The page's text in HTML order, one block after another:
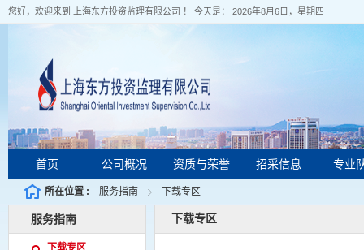
您好，欢迎来到 上海东方投资监理有限公司 ！ 今天是： 2026年8月6日，星期四
首页 公司概况 资质与荣誉 招采信息 专业
所在位置 : 服务指南 下载专区
下载专区
服务指南
下载专区